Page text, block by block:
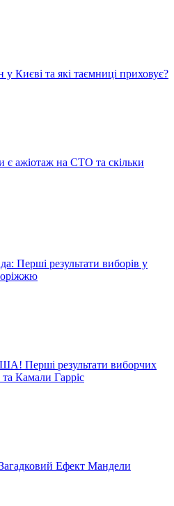
Києві та які таємниці приховує?
є ажіотаж на СТО та скільки
Перші результати виборів у
Перші результати виборчих
Камали Гарріс
Ефект Мандели